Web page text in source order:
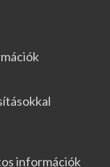
információk